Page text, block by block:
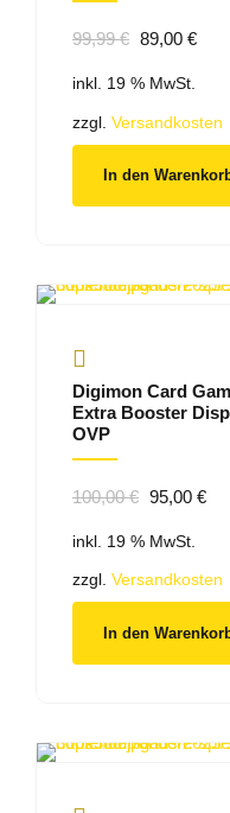
99,99€
war:
99,99 €
89,00 €
inkl. 19 % MwSt.
zzgl. Versandkosten
In den
Digimon Card
Extra Booster
OVP
100,00€
war:
100,00 €
95,00 €
inkl. 19 % MwSt.
zzgl. Versandkosten
In den